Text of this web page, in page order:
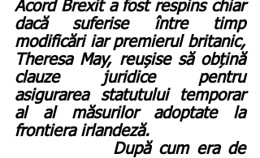
Acord Brexit a fost respins chiar
dacă suferise între timp
modificări iar premierul britanic,
Theresa May, reușise să obțină
clauze juridice pentru
asigurarea statutului temporar
al al măsurilor adoptate la
frontiera irlandeză.